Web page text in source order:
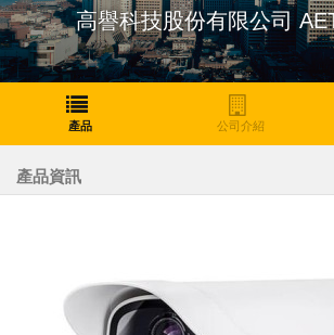
高譽科技股份有限公司
產品 公司介紹
產品資訊